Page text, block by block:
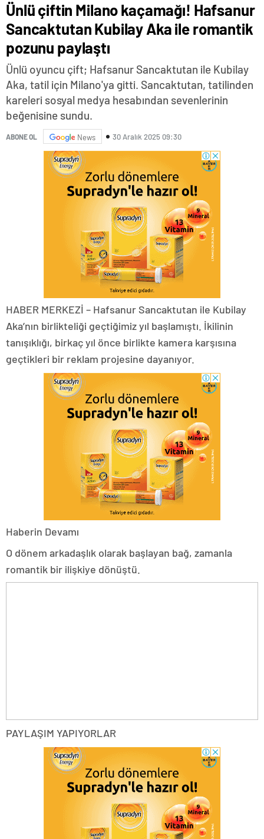
Ünlü çiftin Milano kaçamağı! Hafsanur
Sancaktutan Kubilay Aka ile romantik
pozunu paylaştı
Ünlü oyuncu çift; Hafsanur Sancaktutan ile Kubilay
Aka, tatil için Milano'ya gitti. Sancaktutan, tatilinden
kareleri sosyal medya hesabından sevenlerinin
beğenisine sundu.
ABONE OL News 30 Aralık 2025 09:30
HABER MERKEZİ – Hafsanur Sancaktutan ile Kubilay
Aka’nın birlikteliği geçtiğimiz yıl başlamıştı. İkilinin
tanışıklığı, birkaç yıl önce birlikte kamera karşısına
geçtikleri bir reklam projesine dayanıyor.
Haberin Devamı
O dönem arkadaşlık olarak başlayan bağ, zamanla
romantik bir ilişkiye dönüştü.
PAYLAŞIM YAPIYORLAR